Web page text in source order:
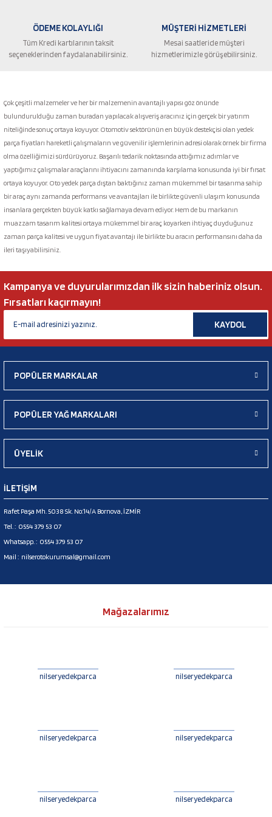
Gönder
ÖDEME KOLAYLIĞI
Tüm Kredi kartılarının taksit
seçeneklerinden faydalanabilirsiniz.
MÜŞTERİ HİZMETLERİ
Mesai saatleride müşteri
hizmetlerimizle görüşebilirsiniz.
Çok çeşitli malzemeler ve her bir malzemenin avantajlı yapısı göz önünde
bulundurulduğu zaman buradan yapılacak alışveriş aracınız için gerçek bir yatırım
niteliğinde sonuç ortaya koyuyor. Otomotiv sektörünün en büyük destekçisi olan yedek
parça fiyatları hareketli çalışmaların ve güvenilir işlemlerinin adresi olarak örnek bir firma
olma özelliğimizi sürdürüyoruz. Başarılı tedarik noktasında attığımız adımlar ve
yaptığımız çalışmalar araçlarını ihtiyacını zamanında karşılama konusunda iyi bir fırsat
ortaya koyuyor. Oto yedek parça dıştan baktığınız zaman mükemmel bir tasarıma sahip
bir araç aynı zamanda performansı ve avantajları ile birlikte güvenli ulaşım konusunda
insanlara gerçekten büyük katkı sağlamaya devam ediyor. Hem de bu markanın
muazzam tasarım kalitesi ortaya mükemmel bir araç koyarken ihtiyaç duyduğunuz
zaman parça kalitesi ve uygun fiyat avantajı ile birlikte bu aracın performansını daha da
ileri taşıyabilirsiniz.
Kampanya ve duyurularımızdan ilk sizin haberiniz olsun.
Fırsatları kaçırmayın!
KAYDOL
POPÜLER MARKALAR
POPÜLER YAĞ MARKALARI
ÜYELİK
İLETİŞİM
Rafet Paşa Mh. 5038 Sk. No:14/A Bornova, İZMİR
Tel. : 0554 379 53 07
Whatsapp. : 0554 379 53 07
Mail : nilserotokurumsal@gmail.com
Mağazalarımız
nilseryedekparca nilseryedekparca
nilseryedekparca nilseryedekparca
nilseryedekparca nilseryedekparca